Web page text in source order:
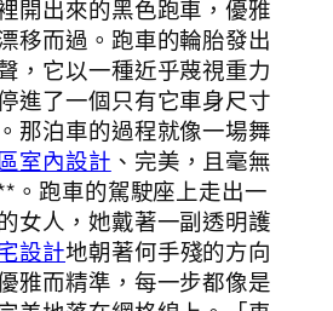
開出來的黑色跑車，優雅
移而過。跑車的輪胎發出
，它以一種近乎蔑視重力
進了一個只有它車身尺寸
那泊車的過程就像一場舞
室內設計 、完美，且毫無
。跑車的駕駛座上走出一
女人，她戴著一副透明護
設計地朝著何手殘的方向
雅而精準，每一步都像是